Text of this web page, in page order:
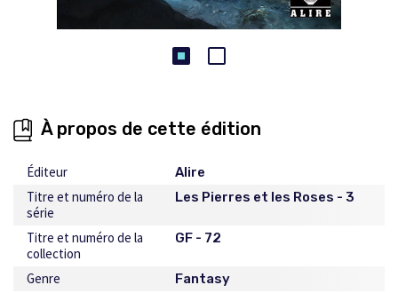
À propos de cette édition
Éditeur Alire
Titre et numéro de la
série
Les Pierres et les Roses - 3
Titre et numéro de la
collection
GF - 72
Genre Fantasy